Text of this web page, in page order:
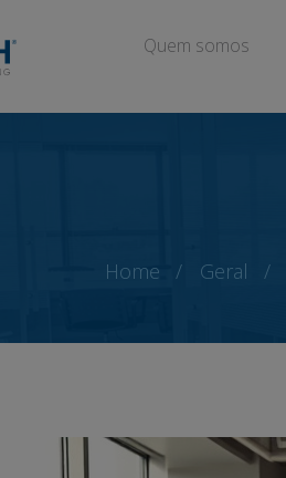
Quem somos
Home Geral